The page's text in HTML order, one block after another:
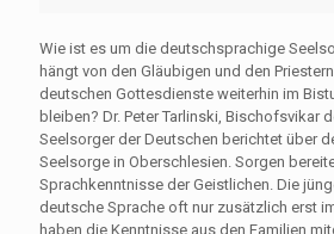
Wie ist es um die deutschsprachige
hängt von den Gläubigen und den
deutschen Gottesdienste weiterhin im
bleiben? Dr. Peter Tarlinski, Bischofsvikar
Seelsorger der Deutschen berichtet über
Seelsorge in Oberschlesien. Sorgen
Sprachkenntnisse der Geistlichen. Die
deutsche Sprache oft nur zusätzlich erst
haben die Kenntnisse aus den Familien